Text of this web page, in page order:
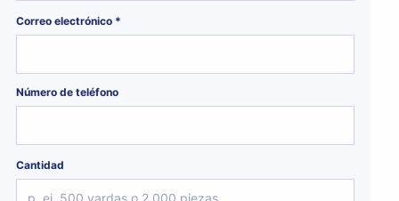
Correo electrónico *
Número de teléfono
Cantidad